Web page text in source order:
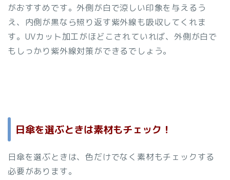
がおすすめです。外側が白で涼しい印象を与えるう
え、内側が黒なら照り返す紫外線も吸収してくれま
す。UVカット加工がほどこされていれば、外側が白で
もしっかり紫外線対策ができるでしょう。
日傘を選ぶときは素材もチェック！
日傘を選ぶときは、色だけでなく素材もチェックする
必要があります。